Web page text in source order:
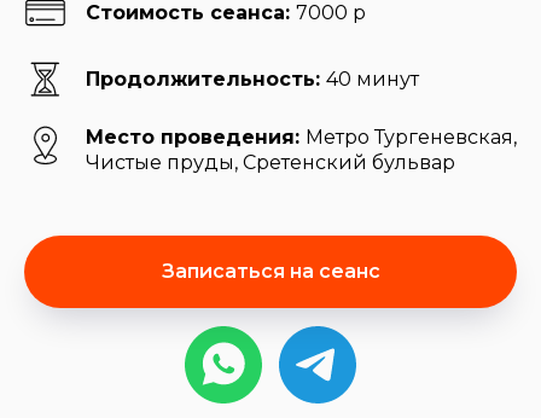
Стоимость сеанса: 7000 р
Продолжительность: 40 минут
Место проведения: Метро Тургеневская,
Чистые пруды, Сретенский бульвар
Записаться на сеанс